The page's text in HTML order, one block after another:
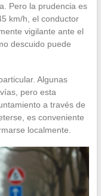
Pero la prudencia es
km/h, el conductor
vigilante ante el
descuido puede
Algunas
pero esta
a través de
es conveniente
localmente.